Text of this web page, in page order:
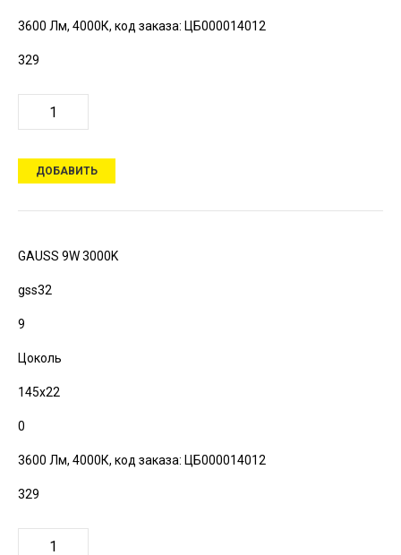
3600 Лм, 4000К, код заказа: ЦБ000014012
329
ДОБАВИТЬ
GAUSS 9W 3000K
gss32
9
Цоколь
145х22
0
3600 Лм, 4000К, код заказа: ЦБ000014012
329